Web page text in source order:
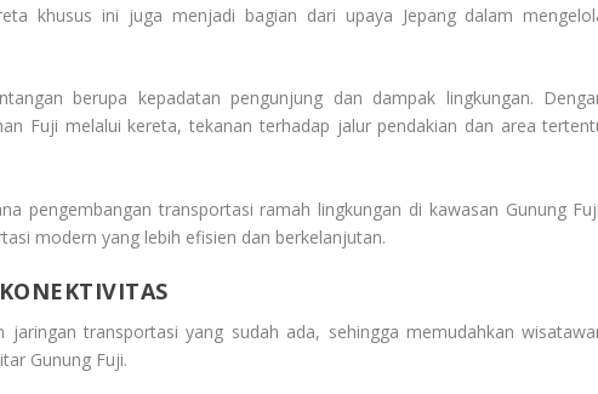
khusus ini juga menjadi bagian dari upaya Jepang dalam
berupa kepadatan pengunjung dan dampak lingkungan.
Fuji melalui kereta, tekanan terhadap jalur pendakian dan area
pengembangan transportasi ramah lingkungan di kawasan Gunung
modern yang lebih efisien dan berkelanjutan.
transportasi yang sudah ada, sehingga memudahkan
Gunung Fuji.